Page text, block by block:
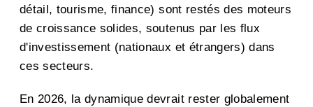
détail, tourisme, finance) sont restés des moteurs
de croissance solides, soutenus par les flux
d'investissement (nationaux et étrangers) dans
ces secteurs.
En 2026, la dynamique devrait rester globalement